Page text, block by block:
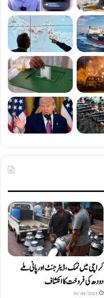
کراچی میں نمک، ڈیٹرجنٹ اور پانی ملے
دودھ کی فروخت کا انکشاف
30/09/2025